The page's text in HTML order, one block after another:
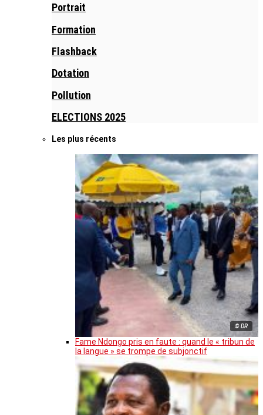
Portrait
Formation
Flashback
Dotation
Pollution
ELECTIONS 2025
Les plus récents
© DR
Fame Ndongo pris en faute : quand le « tribun de
la langue » se trompe de subjonctif